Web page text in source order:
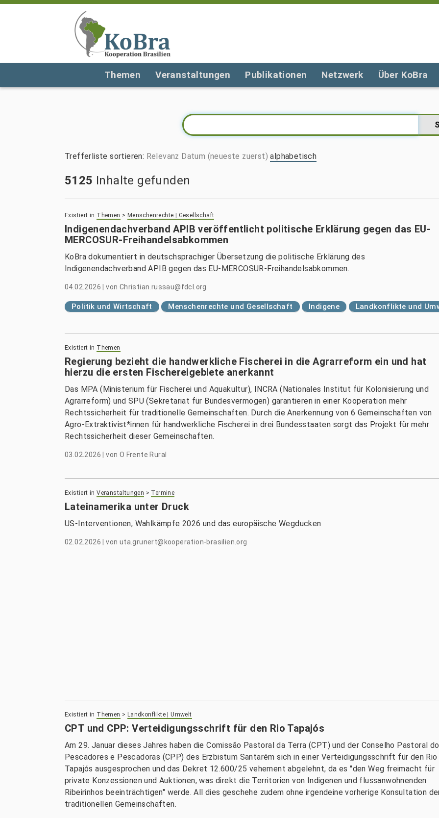
Themen Veranstaltungen Publikationen Netzwerk Über KoBra
Trefferliste sortieren: Relevanz Datum (neueste zuerst) alphabetisch
5125 Inhalte gefunden
Existiert in Themen > Menschenrechte | Gesellschaft
Indigenendachverband APIB veröffentlicht politische Erklärung gegen das EU-
MERCOSUR-Freihandelsabkommen
KoBra dokumentiert in deutschsprachiger Übersetzung die politische Erklärung des
Indigenendachverband APIB gegen das EU-MERCOSUR-Freihandelsabkommen.
04.02.2026 |von Christian.russau@fdcl.org
Politik und Wirtschaft Menschenrechte und Gesellschaft Indigene Landkonflikte und
Existiert in Themen
Regierung bezieht die handwerkliche Fischerei in die Agrarreform ein und hat
hierzu die ersten Fischereigebiete anerkannt
Das MPA (Ministerium für Fischerei und Aquakultur), INCRA (Nationales Institut für Kolonisierung und
Agrarreform) und SPU (Sekretariat für Bundesvermögen) garantieren in einer Kooperation mehr
Rechtssicherheit für traditionelle Gemeinschaften. Durch die Anerkennung von 6 Gemeinschaften von
Agro-Extraktivist*innen für handwerkliche Fischerei in drei Bundesstaaten sorgt das Projekt für mehr
Rechtssicherheit dieser Gemeinschaften.
03.02.2026 |von O Frente Rural
Existiert in Veranstaltungen > Termine
Lateinamerika unter Druck
US-Interventionen, Wahlkämpfe 2026 und das europäische Wegducken
02.02.2026 |von uta.grunert@kooperation-brasilien.org
Existiert in Themen > Landkonflikte | Umwelt
CPT und CPP: Verteidigungsschrift für den Rio Tapajós
Am 29. Januar dieses Jahres haben die Comissão Pastoral da Terra (CPT) und der Conselho Pastoral
Pescadores e Pescadoras (CPP) des Erzbistum Santarém sich in einer Verteidigungsschrift für den Rio
Tapajós ausgesprochen und das Dekret 12.600/25 vehement abgelehnt, da es "den Weg freimacht für
private Konzessionen und Auktionen, was direkt die Territorien von Indigenen und flussanwohnenden
Ribeirinhos beeinträchtigen" werde. All dies geschehe zudem ohne irgendeine vorherige Konsultation
traditionellen Gemeinschaften.